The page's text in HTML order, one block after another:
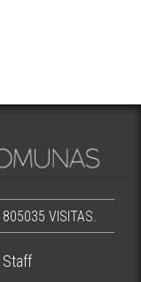
805035 VISITAS.
Staff